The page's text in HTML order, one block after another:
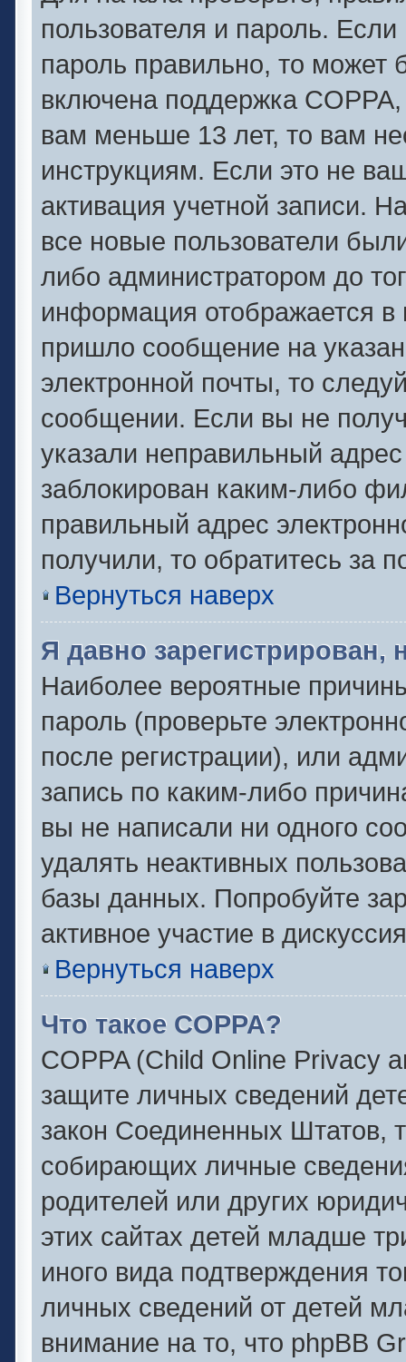
пользователя и пароль.
пароль правильно, то может
включена поддержка
вам меньше 13 лет, то вам
инструкциям. Если это не
активация учетной записи.
все новые пользователи
либо администратором до
информация отображается в
пришло сообщение на
электронной почты, то
сообщении. Если вы не
указали неправильный
заблокирован каким-либо
правильный адрес
получили, то обратитесь
Вернуться наверх
Я давно зарегистрирован,
Наиболее вероятные
пароль (проверьте
после регистрации), или
запись по каким-либо
вы не написали ни одного
удалять неактивных
базы данных. Попробуйте
активное участие в
Вернуться наверх
Что такое COPPA?
COPPA (Child Online Privacy
защите личных сведений
закон Соединенных Штатов,
собирающих личные
родителей или других
этих сайтах детей младше
иного вида подтверждения
личных сведений от детей
внимание на то, что phpBB